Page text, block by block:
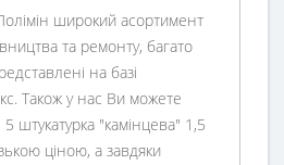
широкий асортимент
та ремонту, багато
на базі
Також у нас Ви можете
штукатурка "камінцева" 1,5
ціною, а завдяки